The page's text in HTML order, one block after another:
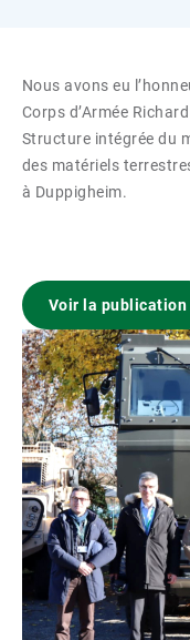
Nous avons eu
Corps d’Armée
Structure intégrée du
des matériels
à Duppigheim.
Voir la publication